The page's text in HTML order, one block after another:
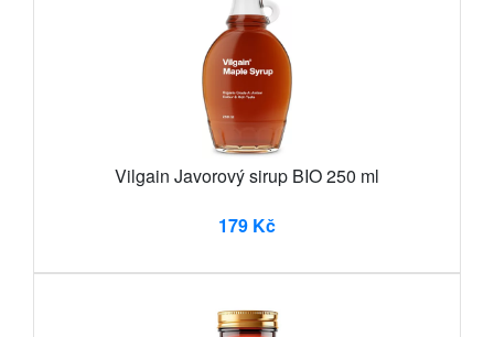
Vilgain Javorový sirup BIO 250 ml
179 Kč